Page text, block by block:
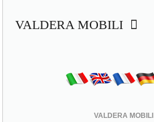
VALDERA MOBILI
VALDERA MOBILI